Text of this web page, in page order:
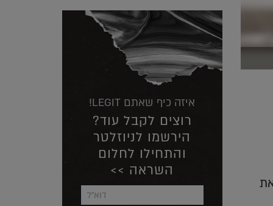
איזה כיף שאתם LEGIT!
רוצים לקבל עוד?
הירשמו לניוזלטר
והתחילו לחלום
השראה >>